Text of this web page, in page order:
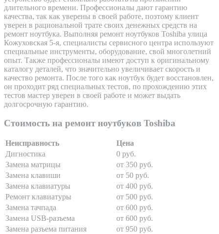
длительного времени. Профессионалы дают гарантию
качества, так как уверены в своей работе, поэтому клиент
уверен в рациональной трате своих денежных средств на
ремонт ноутбука. Выполняя ремонт ноутбуков Toshiba улица
Кожуховская 5-я, специалисты сервисного центра используют
специальные инструменты, оборудование, свой многолетний
опыт. Также профессионалы имеют доступ к оригинальному
каталогу деталей, что значительно увеличивает скорость и
качество ремонта. После того как ноутбук будет восстановлен,
он проходит ряд специальных тестов, по прохождению этих
тестов мастер уверен в своей работе и может выдать
долгосрочную гарантию.
Стоимость на ремонт ноутбуков Toshiba
Неисправность
Цена
Дигностика
0 руб.
Замена матрицы
от 350 руб.
Замена клавиши
от 50 руб.
Замена клавиатуры
от 400 руб.
Ремонт клавиатуры
от 500 руб.
Замена тачпада
от 600 руб.
Замена USB-разъема
от 600 руб.
Замена разъема питания
от 950 руб.